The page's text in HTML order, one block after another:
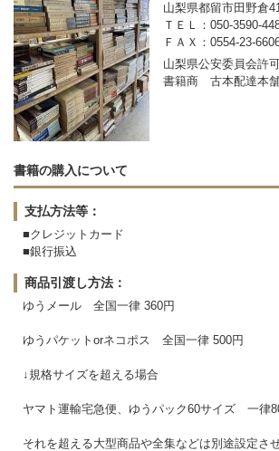
山梨県都留市田野倉
ＴＥＬ：050-3590-
ＦＡＸ：0554-23-
山梨県公安委員会許
書籍商 古本配達本
書籍の購入について
支払方法等：
■クレジットカード
■銀行振込
商品引渡し方法：
ゆうメール 全国一律 360円
ゆうパケットorネコポス 全国一律 500円
↓規格サイズを超える場合
ヤマト運輸宅急便、ゆうパック60サイズ 一
それを超える大型商品や全集などは別途設定さ